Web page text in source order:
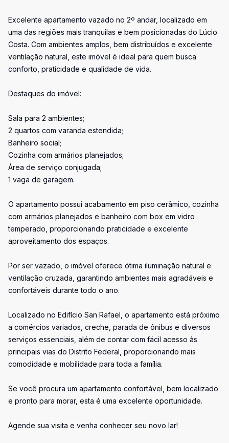
Excelente apartamento vazado no 2º andar, localizado em
uma das regiões mais tranquilas e bem posicionadas do Lúcio
Costa. Com ambientes amplos, bem distribuídos e excelente
ventilação natural, este imóvel é ideal para quem busca
conforto, praticidade e qualidade de vida.
Destaques do imóvel:
Sala para 2 ambientes;
2 quartos com varanda estendida;
Banheiro social;
Cozinha com armários planejados;
Área de serviço conjugada;
1 vaga de garagem.
O apartamento possui acabamento em piso cerâmico, cozinha
com armários planejados e banheiro com box em vidro
temperado, proporcionando praticidade e excelente
aproveitamento dos espaços.
Por ser vazado, o imóvel oferece ótima iluminação natural e
ventilação cruzada, garantindo ambientes mais agradáveis e
confortáveis durante todo o ano.
Localizado no Edifício San Rafael, o apartamento está próximo
a comércios variados, creche, parada de ônibus e diversos
serviços essenciais, além de contar com fácil acesso às
principais vias do Distrito Federal, proporcionando mais
comodidade e mobilidade para toda a família.
Se você procura um apartamento confortável, bem localizado
e pronto para morar, esta é uma excelente oportunidade.
Agende sua visita e venha conhecer seu novo lar!